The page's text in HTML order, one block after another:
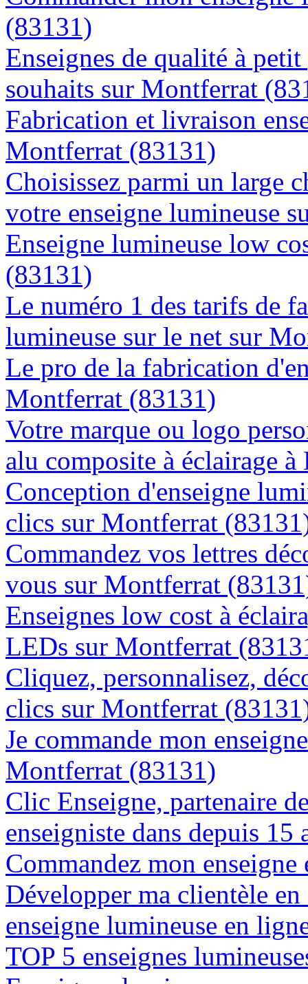
(83131)
Enseignes de qualité à
souhaits sur Montferrat
Fabrication et livraison
Montferrat (83131)
Choisissez parmi un large
votre enseigne lumineuse
Enseigne lumineuse low
(83131)
Le numéro 1 des tarifs de
lumineuse sur le net sur
Le pro de la fabrication
Montferrat (83131)
Votre marque ou logo
alu composite à éclairage
Conception d'enseigne
clics sur Montferrat
Commandez vos lettres
vous sur Montferrat
Enseignes low cost à
LEDs sur Montferrat
Cliquez, personnalisez,
clics sur Montferrat
Je commande mon
Montferrat (83131)
Clic Enseigne, partenaire
enseigniste dans depuis
Commandez mon
Développer ma clientèle
enseigne lumineuse en
TOP 5 enseignes